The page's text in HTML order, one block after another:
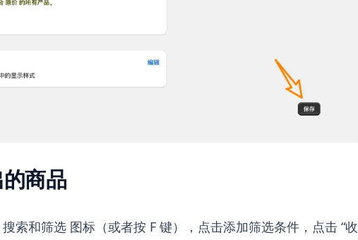
商品
索和筛选 图标（或者按 F 键），点击添加筛选条件，点击 “收